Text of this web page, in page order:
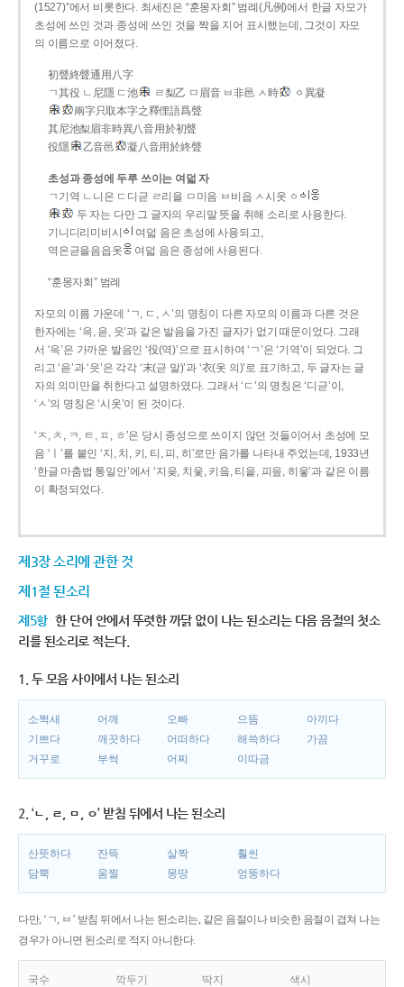
(1527)”에서 비롯한다. 최세진은 “훈몽자회” 범례(凡例)에서 한글 자모가
초성에 쓰인 것과 종성에 쓰인 것을 짝을 지어 표시했는데, 그것이 자모
의 이름으로 이어졌다.
初聲終聲通用八字
ㄱ其役 ㄴ尼隱 ㄷ池
ㄹ梨乙 ㅁ眉音 ㅂ非邑 ㅅ時
ㆁ異凝
兩字只取本字之釋俚語爲聲
其尼池梨眉非時異八音用於初聲
役隱
乙音邑 凝八音用於終聲
초성과 종성에 두루 쓰이는 여덟 자
ㄱ기역 ㄴ니은 ㄷ디귿 ㄹ리을 ㅁ미음 ㅂ비읍 ㅅ시옷 ㆁ
두 자는 다만 그 글자의 우리말 뜻을 취해 소리로 사용한다.
기니디리미비시
여덟 음은 초성에 사용되고,
역은귿을음읍옷
여덟 음은 종성에 사용된다.
“훈몽자회” 범례
자모의 이름 가운데 ‘ㄱ, ㄷ, ㅅ’의 명칭이 다른 자모의 이름과 다른 것은
한자에는 ‘윽, 읃, 읏’과 같은 발음을 가진 글자가 없기 때문이었다. 그래
서 ‘윽’은 가까운 발음인 ‘役(역)’으로 표시하여 ‘ㄱ’은 ‘기역’이 되었다. 그
리고 ‘읃’과 ‘읏’은 각각 ‘末(귿 말)’과 ‘衣(옷 의)’로 표기하고, 두 글자는 글
자의 의미만을 취한다고 설명하였다. 그래서 ‘ㄷ’의 명칭은 ‘디귿’이,
‘ㅅ’의 명칭은 ‘시옷’이 된 것이다.
‘ㅈ, ㅊ, ㅋ, ㅌ, ㅍ, ㅎ’은 당시 종성으로 쓰이지 않던 것들이어서 초성에 모
음 ‘ㅣ’를 붙인 ‘지, 치, 키, 티, 피, 히’로만 음가를 나타내 주었는데, 1933년
‘한글 마춤법 통일안’에서 ‘지읒, 치읓, 키읔, 티읕, 피읖, 히읗’과 같은 이름
이 확정되었다.
제3장 소리에 관한 것
제1절 된소리
제5항 한 단어 안에서 뚜렷한 까닭 없이 나는 된소리는 다음 음절의 첫소
리를 된소리로 적는다.
1. 두 모음 사이에서 나는 된소리
소쩍새 어깨 오빠 으뜸
아끼다
기쁘다
깨끗하다 어떠하다 해쓱하다
가끔
거꾸로
부썩 어찌 이따금
2. ‘ㄴ, ㄹ, ㅁ, ㅇ’ 받침 뒤에서 나는 된소리
산뜻하다 잔뜩 살짝
훨씬
담뿍
움찔 몽땅 엉뚱하다
다만, ‘ㄱ, ㅂ’ 받침 뒤에서 나는 된소리는, 같은 음절이나 비슷한 음절이 겹쳐 나는
경우가 아니면 된소리로 적지 아니한다.
국수 깍두기 딱지
색시